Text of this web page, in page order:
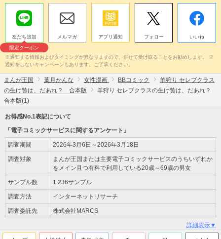
友だち追加
限定クーポン
メルマガ アプリ通知 フォロー いいね
※通知する情報およびタイミングが異なりますので、併せて受け取ることをお勧めします。 ※
通知をしないキャンペーンもあります。ご了承ください。
まんが王国 葉月かんな 女性漫画 BBコミック
羊狩り セレブクラス
の生け贄は、だあれ？ 合本版
羊狩り セレブクラスの生け贄は、だあれ？
合本版(1)
お得感No.1表記について
「電子コミックサービスに関するアンケート」
調査期間 2026年3月6日～2026年3月18日
調査対象
まんが王国または主要電子コミックサービスのうちいずれか
をメイン且つ有料で利用している20歳～69歳の男女
サンプル数 1,236サンプル
調査方法 インターネットリサーチ
調査委託先 株式会社MARCS
詳細表示▼